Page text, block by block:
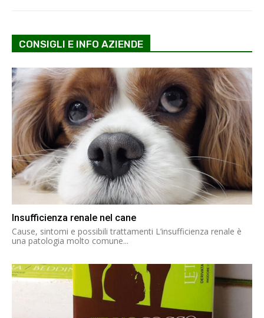
CONSIGLI E INFO AZIENDE
Insufficienza renale nel cane
Cause, sintomi e possibili trattamenti L’insufficienza renale è
una patologia molto comune...